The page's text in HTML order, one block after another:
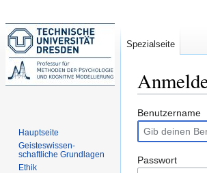
Zur
Navigation
springen
Zur
Suche
springen
Benutzername
Passwort
Spezialseite
Hauptseite
Geisteswissen-
schaftliche Grundlagen
Ethik